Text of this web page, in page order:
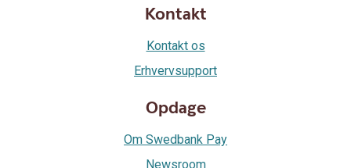
Kontakt
Kontakt os
Erhvervsupport
Opdage
Om Swedbank Pay
Newsroom